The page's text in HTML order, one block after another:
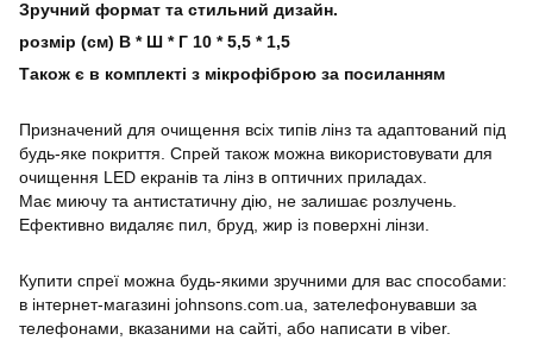
Зручний формат та стильний дизайн.
розмір (см) В * Ш * Г 10 * 5,5 * 1,5
Також є в комплекті з мікрофіброю за посиланням
Призначений для очищення всіх типів лінз та адаптований під
будь-яке покриття. Спрей також можна використовувати для
очищення LED екранів та лінз в оптичних приладах.
Має миючу та антистатичну дію, не залишає розлучень.
Ефективно видаляє пил, бруд, жир із поверхні лінзи.
Купити спреї можна будь-якими зручними для вас способами:
в інтернет-магазині johnsons.com.ua, зателефонувавши за
телефонами, вказаними на сайті, або написати в viber.